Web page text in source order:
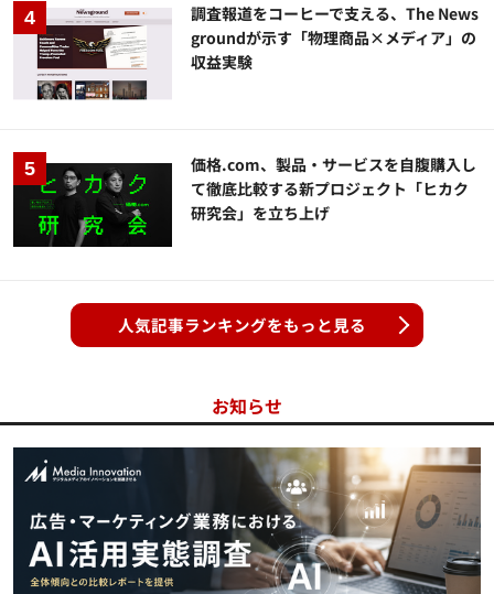
調査報道をコーヒーで支える、The News
groundが示す「物理商品×メディア」の
収益実験
価格.com、製品・サービスを自腹購入し
て徹底比較する新プロジェクト「ヒカク
研究会」を立ち上げ
人気記事ランキングをもっと見る
お知らせ